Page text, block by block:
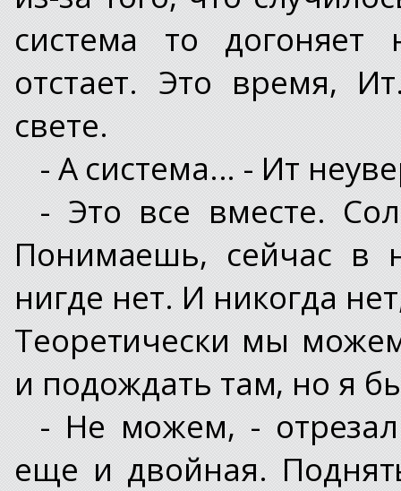
система то догоняет
отстает. Это время,
свете.
- А система... - Ит
- Это все вместе.
Понимаешь, сейчас в
нигде нет. И никогда
Теоретически мы
и подождать там, но я
- Не можем, -
еще и двойная.